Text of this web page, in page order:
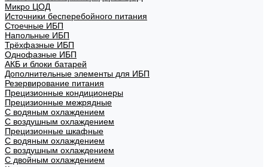
Микро ЦОД
Источники бесперебойного питания
Стоечные ИБП
Напольные ИБП
Трёхфазные ИБП
Однофазные ИБП
АКБ и блоки батарей
Дополнительные элементы для ИБП
Резервирование питания
Прецизионные кондиционеры
Прецизионные межрядные
С водяным охлаждением
С воздушным охлаждением
Прецизионные шкафные
С водяным охлаждением
С воздушным охлаждением
С двойным охлаждением